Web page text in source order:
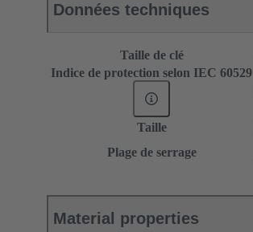
Données techniques
Taille de clé
Indice de protection selon IEC 60529
Taille
Plage de serrage
Material properties